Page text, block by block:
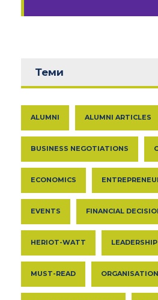
Теми
ALUMNI ALUMNI ARTICLES
BUSINESS NEGOTIATIONS
ECONOMICS
EVENTS FINANCIAL
HERIOT-WATT LEADERSHIP
MUST-READ